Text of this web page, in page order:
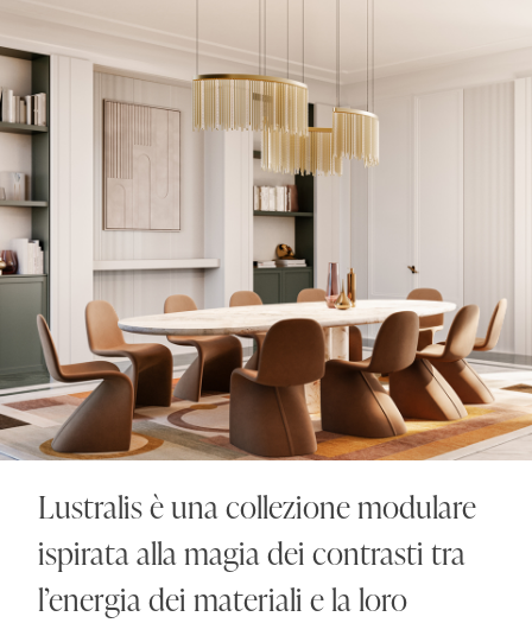
Lustralis è una collezione modulare
ispirata alla magia dei contrasti tra
l’energia dei materiali e la loro